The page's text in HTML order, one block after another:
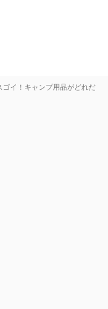
イ！キャンプ用品がどれだ